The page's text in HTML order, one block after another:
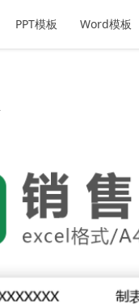
PPT模板 Word模板